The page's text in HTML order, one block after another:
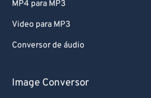
MP4 para MP3
Video para MP3
Conversor de áudio
Image Conversor